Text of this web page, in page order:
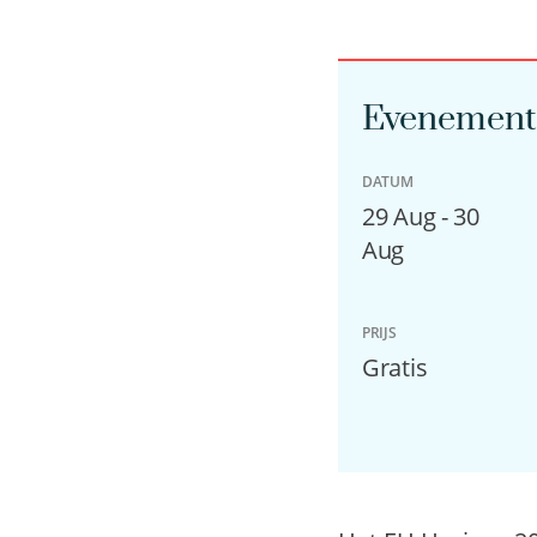
DATUM
29 Aug - 30
Aug
PRIJS
Gratis